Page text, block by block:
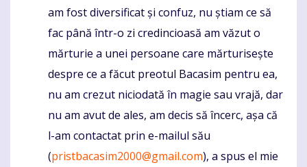
am fost diversificat și confuz, nu știam ce să
fac până într-o zi credincioasă am văzut o
mărturie a unei persoane care mărturisește
despre ce a făcut preotul Bacasim pentru ea,
nu am crezut niciodată în magie sau vrajă, dar
nu am avut de ales, am decis să încerc, așa că
l-am contactat prin e-mailul său
(pristbacasim2000@gmail.com), a spus el mie